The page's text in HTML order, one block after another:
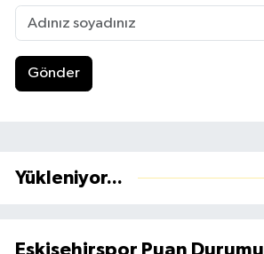
Gönder
Yükleniyor...
Eskişehirspor Puan Durumu